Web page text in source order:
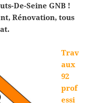
De-Seine GNB !
Rénovation, tous
Trav
aux
92
prof
essi